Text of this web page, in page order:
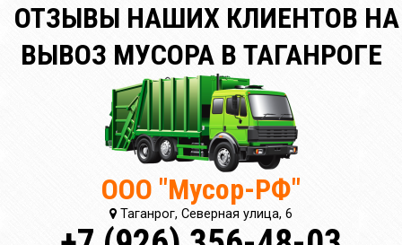
ОТЗЫВЫ НАШИХ КЛИЕНТОВ НА
ВЫВОЗ МУСОРА В ТАГАНРОГЕ
ООО "Мусор-РФ"
Таганрог, Северная улица, 6